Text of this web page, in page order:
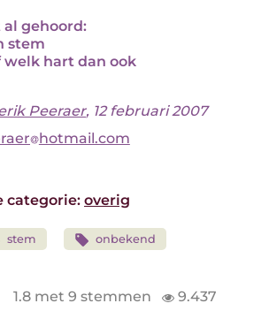
gehoord:
stem
welk hart dan ook
Peeraer, 12 februari 2007
hotmail.com
categorie: overig
stem onbekend
1.8 met 9 stemmen 9.437